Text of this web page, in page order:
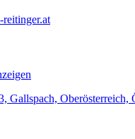
Gallspach, Oberösterreich,